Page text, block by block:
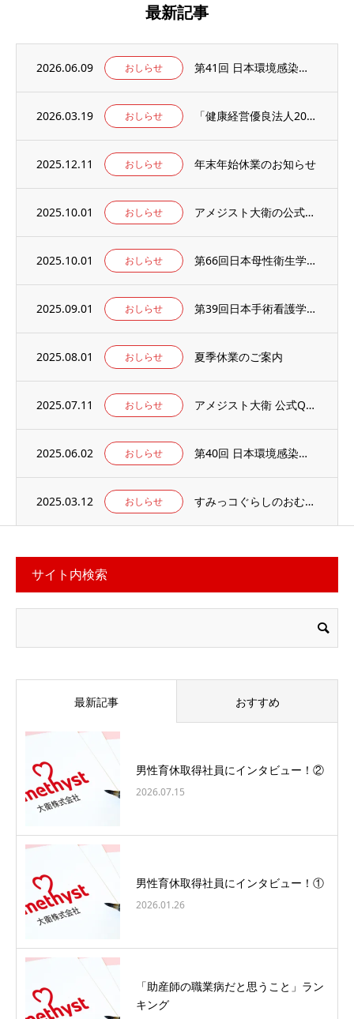
最新記事
2026.06.09 おしらせ 第41回 日本環境感染学会総会・学術集会の併設展示ブースに出展いたします。
2026.03.19 おしらせ 「健康経営優良法人2026」の認定を取得しました。
2025.12.11 おしらせ 年末年始休業のお知らせ
2025.10.01 おしらせ アメジスト大衛の公式WEBサイト【アメジストAmazonブランドサイト】がオープン！
2025.10.01 おしらせ 第66回日本母性衛生学会学術集会の併設出展ブースに出展のお知らせ
2025.09.01 おしらせ 第39回日本手術看護学会年次大会の併設出展ブースに出展のお知らせ
2025.08.01 おしらせ 夏季休業のご案内
2025.07.11 おしらせ アメジスト大衛 公式Qoo10店 がオープンしました
2025.06.02 おしらせ 第40回 日本環境感染学会総会・学術集会の併設展示ブースに出展いたします。
2025.03.12 おしらせ すみっコぐらしのおむつ替えマット 当社楽天ECサイトでお取り扱い中
サイト内検索
最新記事 おすすめ
男性育休取得社員にインタビュー！②
2026.07.15
男性育休取得社員にインタビュー！①
2026.01.26
「助産師の職業病だと思うこと」ラン
キング